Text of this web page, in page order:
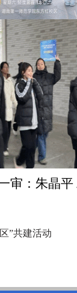
审：朱晶平
”共建活动